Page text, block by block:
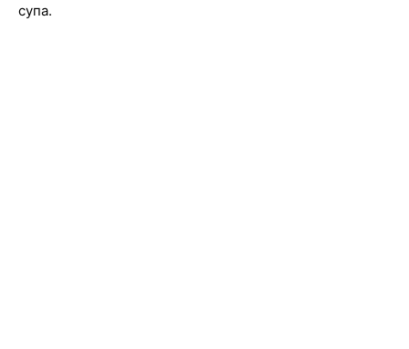
супа.